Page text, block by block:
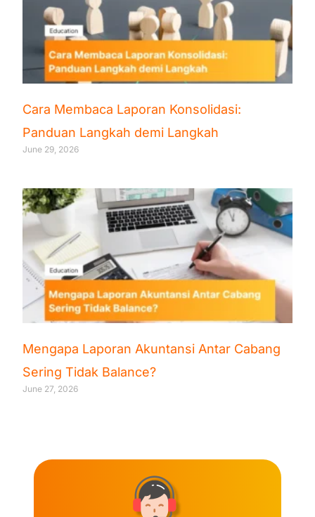
Cara Membaca Laporan Konsolidasi:
Panduan Langkah demi Langkah
June 29, 2026
Mengapa Laporan Akuntansi Antar Cabang
Sering Tidak Balance?
June 27, 2026